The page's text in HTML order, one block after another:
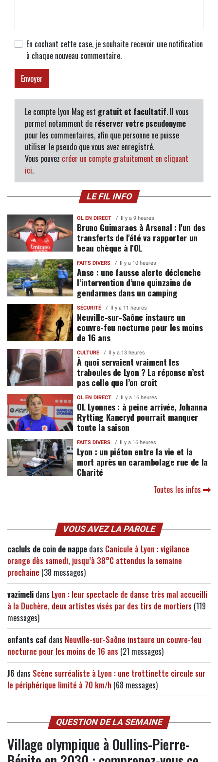
En cochant cette case, je souhaite recevoir une notification
à chaque nouveau commentaire.
Le compte Lyon Mag est gratuit et facultatif. Il vous
permet notamment de réserver votre pseudonyme
pour les commentaires, afin que personne ne puisse
utiliser le pseudo que vous avez enregistré.
Vous pouvez créer un compte gratuitement en cliquant
ici.
LE FIL INFO
OL EN DIRECT Il y a 9 heures
Bruno Guimaraes à Arsenal : l'un des
transferts de l'été va rapporter un
beau chèque à l'OL
FAITS DIVERS Il y a 10 heures
Anse : une fausse alerte déclenche
l’intervention d’une quinzaine de
gendarmes dans un camping
SÉCURITÉ Il y a 11 heures
Neuville-sur-Saône instaure un
couvre-feu nocturne pour les moins
de 16 ans
CULTURE Il y a 13 heures
À quoi servaient vraiment les
traboules de Lyon ? La réponse n’est
pas celle que l’on croit
OL EN DIRECT Il y a 16 heures
OL Lyonnes : à peine arrivée, Johanna
Rytting Kaneryd pourrait manquer
toute la saison
FAITS DIVERS Il y a 16 heures
Lyon : un piéton entre la vie et la
mort après un carambolage rue de la
Charité
Toutes les infos
VOUS AVEZ LA PAROLE
cacluls de coin de nappe dans Canicule à Lyon : vigilance
orange dès samedi, jusqu’à 38°C attendus la semaine
prochaine (38 messages)
vazimeli dans Lyon : leur spectacle de danse très mal accueilli
à la Duchère, deux artistes visés par des tirs de mortiers (119
messages)
enfants caf dans Neuville-sur-Saône instaure un couvre-feu
nocturne pour les moins de 16 ans (21 messages)
J6 dans Scène surréaliste à Lyon : une trottinette circule sur
le périphérique limité à 70 km/h (68 messages)
QUESTION DE LA SEMAINE
Village olympique à Oullins-Pierre-